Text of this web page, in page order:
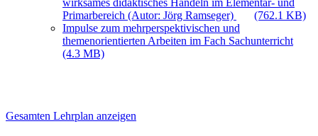
wirksames didaktisches Handeln im Elementar- und
Primarbereich (Autor: Jörg Ramseger)
(762.1 KB)
Impulse zum mehrperspektivischen und
themenorientierten Arbeiten im Fach Sachunterricht
(4.3 MB)
Gesamten Lehrplan anzeigen